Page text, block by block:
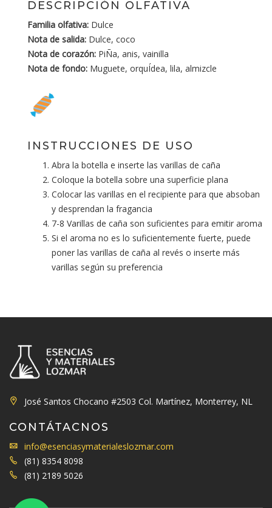
DESCRIPCIÓN OLFATIVA
Familia olfativa: Dulce
Nota de salida: Dulce, coco
Nota de corazón: PiÑa, anis, vainilla
Nota de fondo: Muguete, orquÍdea, lila, almizcle
INSTRUCCIONES DE USO
Abra la botella e inserte las varillas de caña
Coloque la botella sobre una superficie plana
Colocar las varillas en el recipiente para que absoban
y desprendan la fragancia
7-8 Varillas de caña son suficientes para emitir aroma
Si el aroma no es lo suficientemente fuerte, puede
poner las varillas de caña al revés o inserte más
varillas según su preferencia
José Santos Chocano #2503 Col. Martínez, Monterrey, NL
CONTÁTACNOS
info@esenciasymaterialeslozmar.com
(81) 8354 8098
(81) 2189 5026